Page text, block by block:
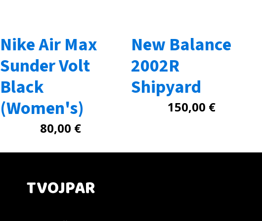
Nike Air Max
Sunder Volt
Black
(Women's)
80,00 €
New Balance
2002R
Shipyard
150,00 €
TVOJPAR